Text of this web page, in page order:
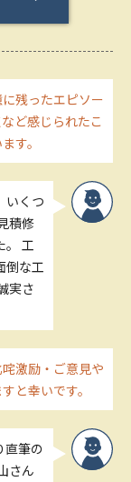
残ったエピソー
ど感じられたこ
す。
いくつ
積修
。 工
倒な工
実さ
激励・ご意見や
と幸いです。
直筆の
さん